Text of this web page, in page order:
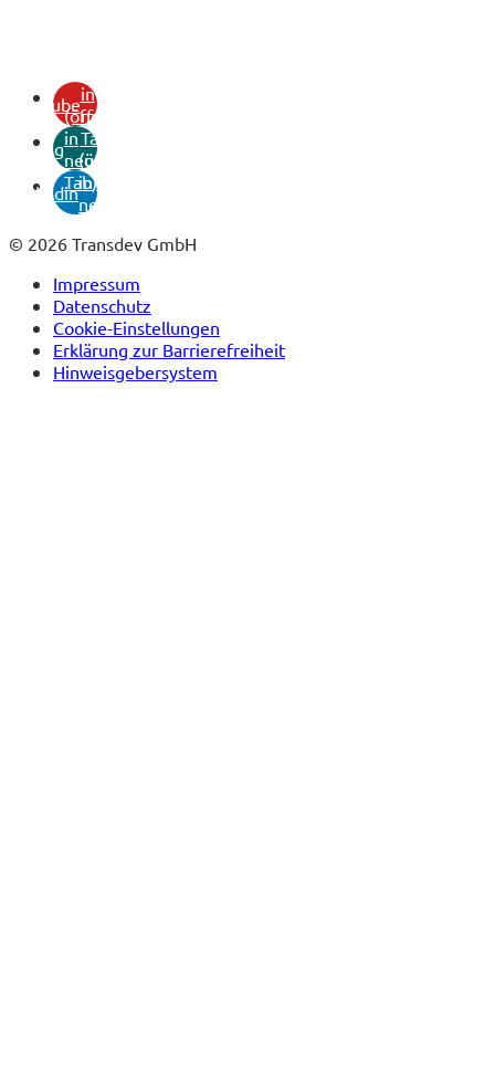
youtubein
neuem
Tab)
xing
(öffnet
in
neuem
Tab)
linkedin
(öffnet
in
neuem
© 2026 Transdev GmbH
Impressum
Datenschutz
Cookie-Einstellungen
Erklärung zur Barrierefreiheit
Hinweisgebersystem